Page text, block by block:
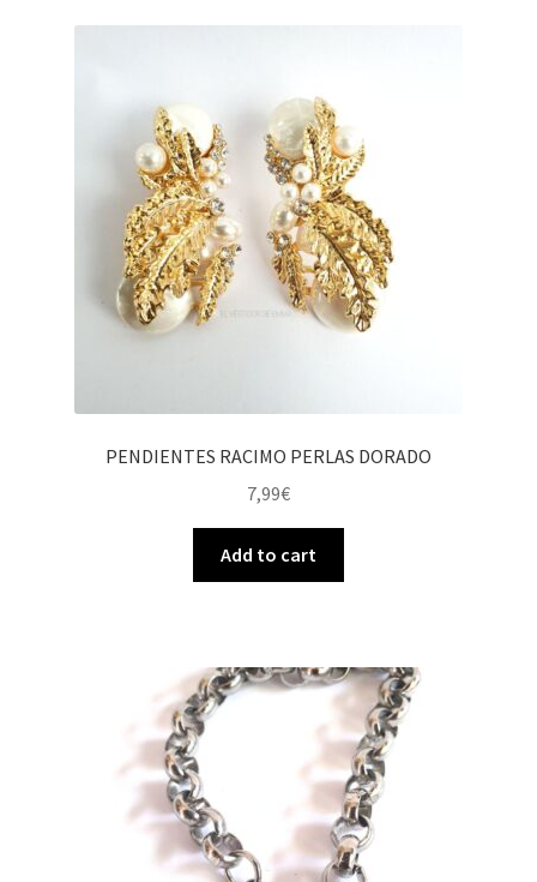
PENDIENTES RACIMO PERLAS DORADO
7,99€
Add to cart